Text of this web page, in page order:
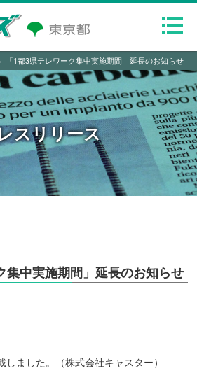
「1都3県テレワーク集中実施期間」延長のお知らせ
スリリース
集中実施期間」延長のお知らせ
ました。（株式会社キャスター）